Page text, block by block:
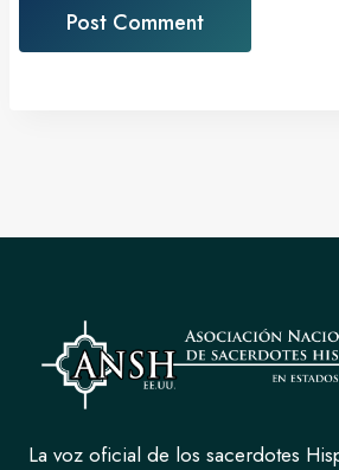
La voz oficial de los sacerdotes